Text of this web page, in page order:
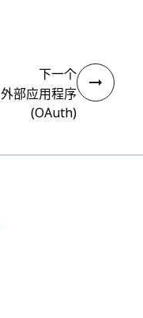
下一个
外部应用程序
(OAuth)